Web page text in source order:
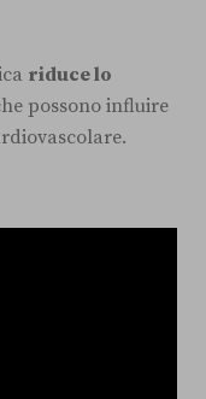
riduce lo
possono influire